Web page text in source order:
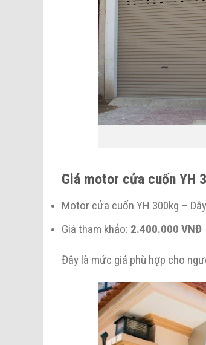
Giá motor cửa cuốn YH
Motor cửa cuốn YH 300kg –
Giá tham khảo: 2.400.000 VNĐ
Đây là mức giá phù hợp cho